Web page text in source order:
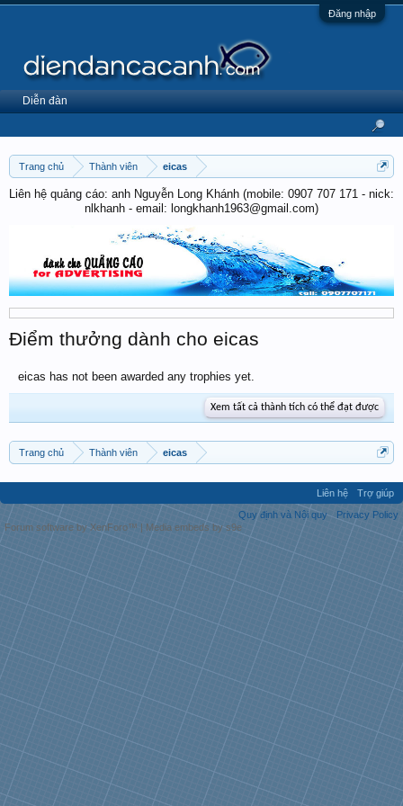
Đăng nhập
Trang chủ Thành viên eicas
Liên hệ quảng cáo: anh Nguyễn Long Khánh (mobile: 0907 707 171 - nick:
nlkhanh - email: longkhanh1963@gmail.com)
Điểm thưởng dành cho eicas
eicas has not been awarded any trophies yet.
Xem tất cả thành tích có thể đạt được
Trang chủ Thành viên eicas
Diễn đàn
Liên hệ
Trợ giúp
Quy định và Nội quy
Privacy Policy
Forum software by XenForo™ | Media embeds by s9e